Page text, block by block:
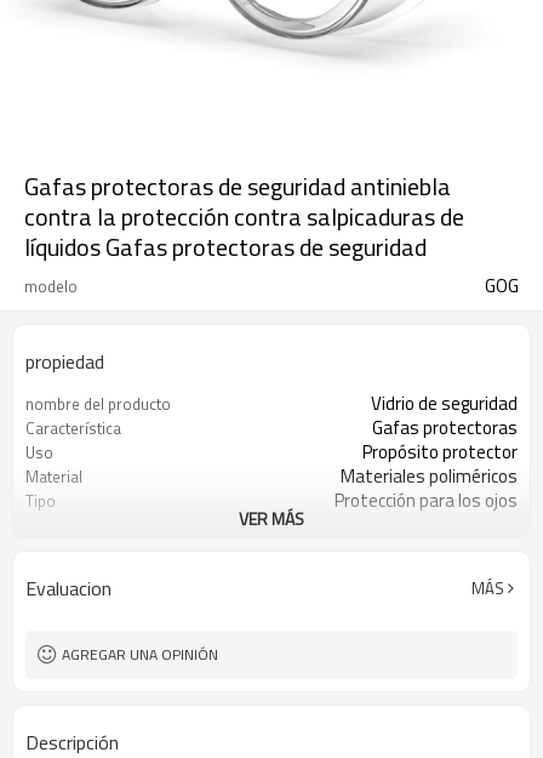
Gafas protectoras de seguridad antiniebla
contra la protección contra salpicaduras de
líquidos Gafas protectoras de seguridad
modelo GOG
propiedad
nombre del producto Vidrio de seguridad
Característica Gafas protectoras
Uso Propósito protector
Material Materiales poliméricos
Tipo Protección para los ojos
Equipo de protección personal
VER MÁS
Evaluacion MÁS
AGREGAR UNA OPINIÓN
Descripción